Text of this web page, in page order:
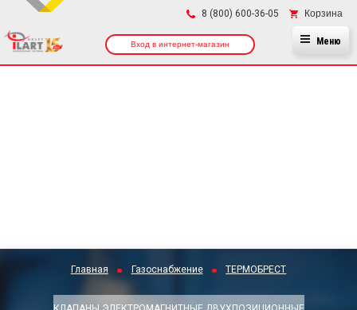
8 (800) 600-36-05 Корзина
Вход в интернет-магазин Меню
Главная Газоснабжение ТЕРМОБРЕСТ
×